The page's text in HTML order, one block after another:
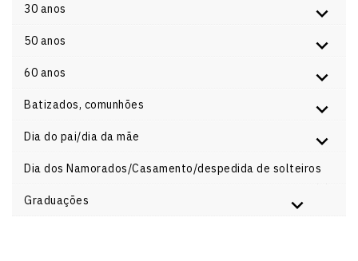
30 anos
50 anos
60 anos
Batizados, comunhões
Dia do pai/dia da mãe
Dia dos Namorados/Casamento/despedida de solteiros
Graduações